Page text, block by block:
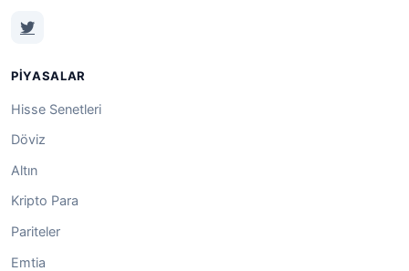
PIYASALAR
Hisse Senetleri
Döviz
Altın
Kripto Para
Pariteler
Emtia